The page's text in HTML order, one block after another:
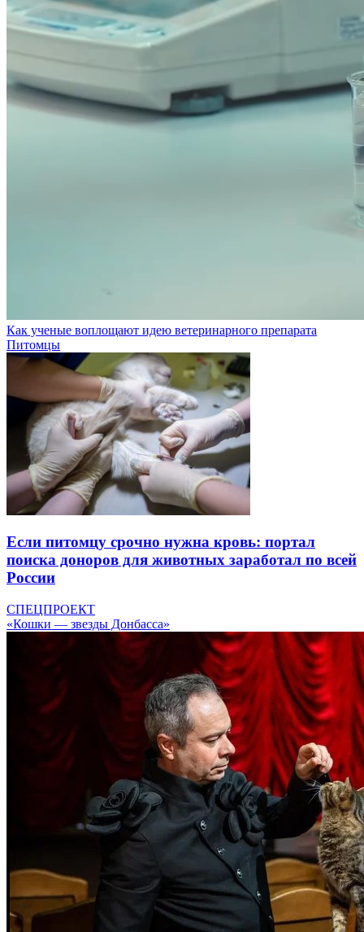
Как ученые воплощают идею ветеринарного препарата
Питомцы
Если питомцу срочно нужна кровь: портал
поиска доноров для животных заработал по всей
России
СПЕЦПРОЕКТ
«Кошки — звезды Донбасса»